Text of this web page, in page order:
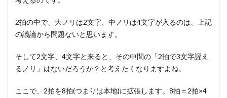
2拍の中で、大ノリは2文字、中ノリは4文字が入るのは、上記
の議論から問題ないと思います。
そして2文字、4文字と来ると、その中間の「2拍で3文字謡え
るノリ」はないだろうか？と考えたくなりますよね。
ここで、2拍を8拍(つまりは本地)に拡張します。8拍＝2拍×4